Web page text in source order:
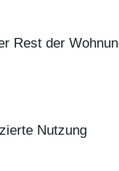
Rest der
Nutzung